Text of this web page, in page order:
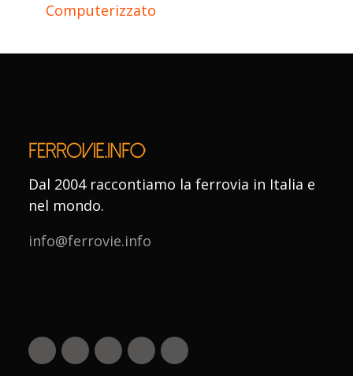
Computerizzato
Dal 2004 raccontiamo la ferrovia in Italia e
nel mondo.
info@ferrovie.info